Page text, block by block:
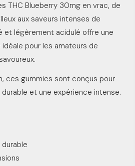
THC Blueberry 30mg en vrac, de
aux saveurs intenses de
et légèrement acidulé offre une
pour les amateurs de
ces gummies sont conçus pour
et une expérience intense.